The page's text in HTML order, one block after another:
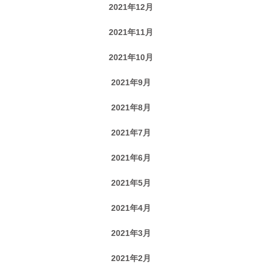
2021年12月
2021年11月
2021年10月
2021年9月
2021年8月
2021年7月
2021年6月
2021年5月
2021年4月
2021年3月
2021年2月